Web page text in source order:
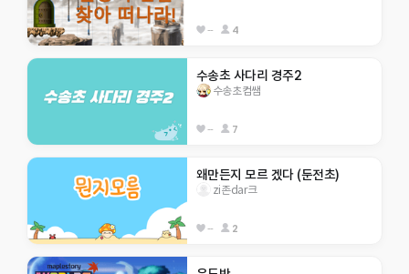
-- 4
수송초 사다리 경주2
수송초컴쌤
-- 7
왜만든지 모르 겠다 (둔전초)
zi존dar크
-- 2